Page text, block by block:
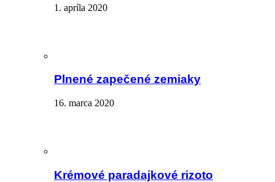
1. apríla 2020
Plnené zapečené zemiaky
16. marca 2020
Krémové paradajkové rizoto